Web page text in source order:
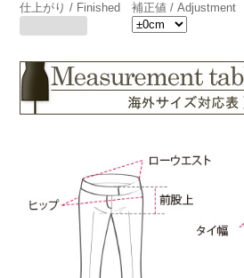
仕上がり / Finished
補正値 / Adjustment